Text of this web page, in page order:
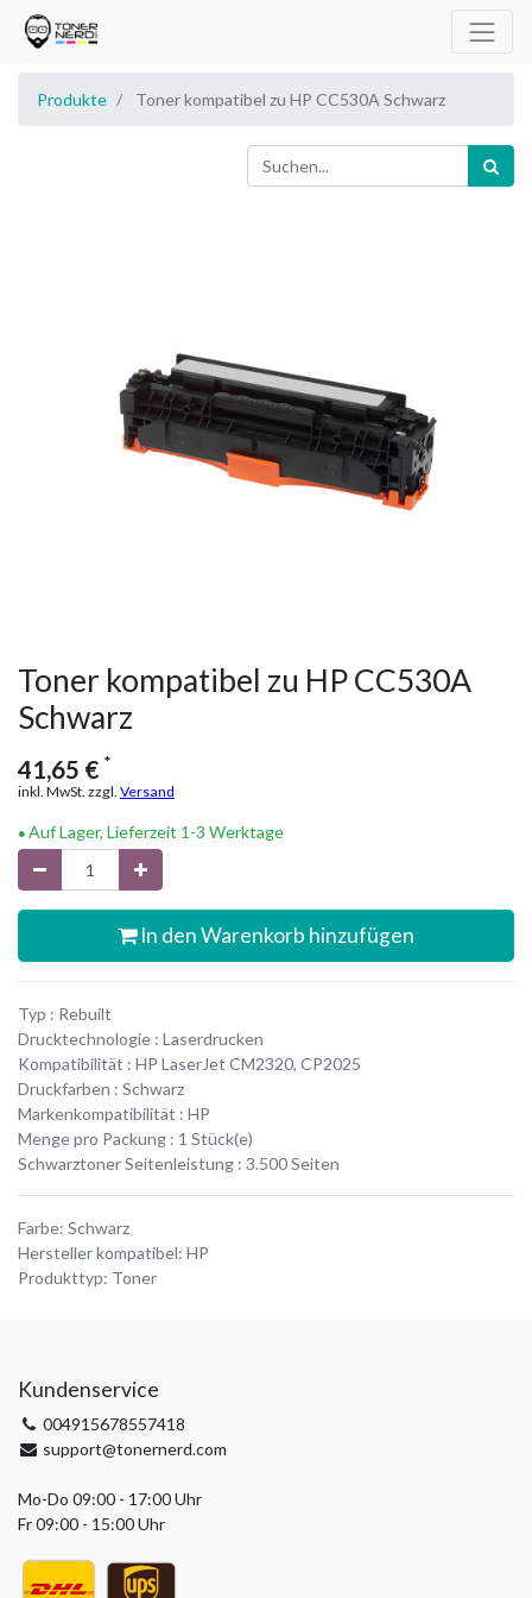
Produkte Toner kompatibel zu HP CC530A Schwarz
Toner kompatibel zu HP CC530A
Schwarz
41,65 € *
inkl. MwSt. zzgl. Versand
Auf Lager, Lieferzeit 1-3 Werktage
In den Warenkorb hinzufügen
Typ : Rebuilt
Drucktechnologie : Laserdrucken
Kompatibilität : HP LaserJet CM2320, CP2025
Druckfarben : Schwarz
Markenkompatibilität : HP
Menge pro Packung : 1 Stück(e)
Schwarztoner Seitenleistung : 3.500 Seiten
Farbe: Schwarz
Hersteller kompatibel: HP
Produkttyp: Toner
Kundenservice
004915678557418
support@tonernerd.com
Mo-Do 09:00 - 17:00 Uhr
Fr 09:00 - 15:00 Uhr